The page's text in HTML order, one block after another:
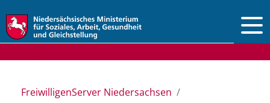
FreiwilligenServer Niedersachsen